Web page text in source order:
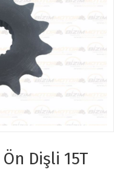
Dişli 15T